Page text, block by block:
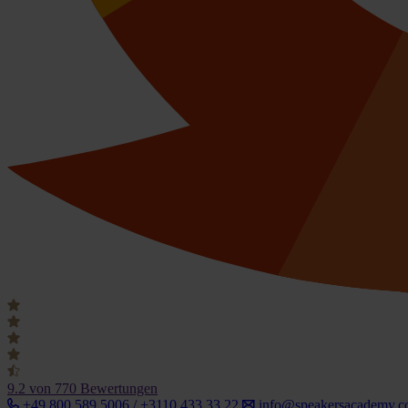
9.2 von 770 Bewertungen
+49 800 589 5006 / +3110 433 33 22